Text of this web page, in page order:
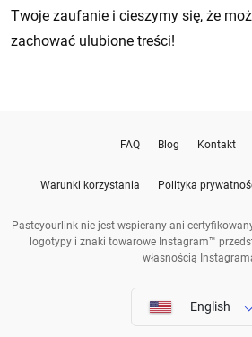
Twoje zaufanie i cieszymy się, że
zachować ulubione treści!
English
Pasteyourlink nie jest wspierany ani
logotypy i znaki towarowe Instagram™
własnością
FAQ Blog Kontakt
Warunki korzystania Polityka